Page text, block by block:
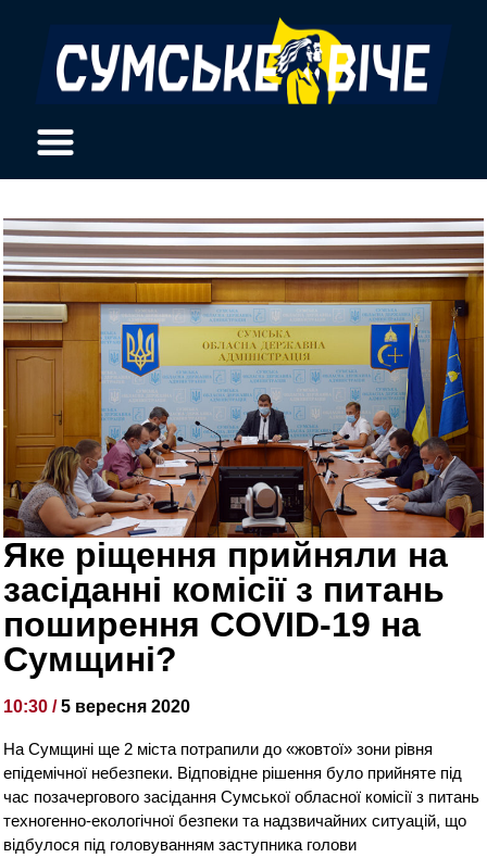
Яке ріщення прийняли на
засіданні комісії з питань
поширення COVID-19 на
Сумщині?
10:30 /5 вересня 2020
На Сумщині ще 2 міста потрапили до «жовтої» зони рівня
епідемічної небезпеки. Відповідне рішення було прийняте під
час позачергового засідання Сумської обласної комісії з питань
техногенно-екологічної безпеки та надзвичайних ситуацій, що
відбулося під головуванням заступника голови